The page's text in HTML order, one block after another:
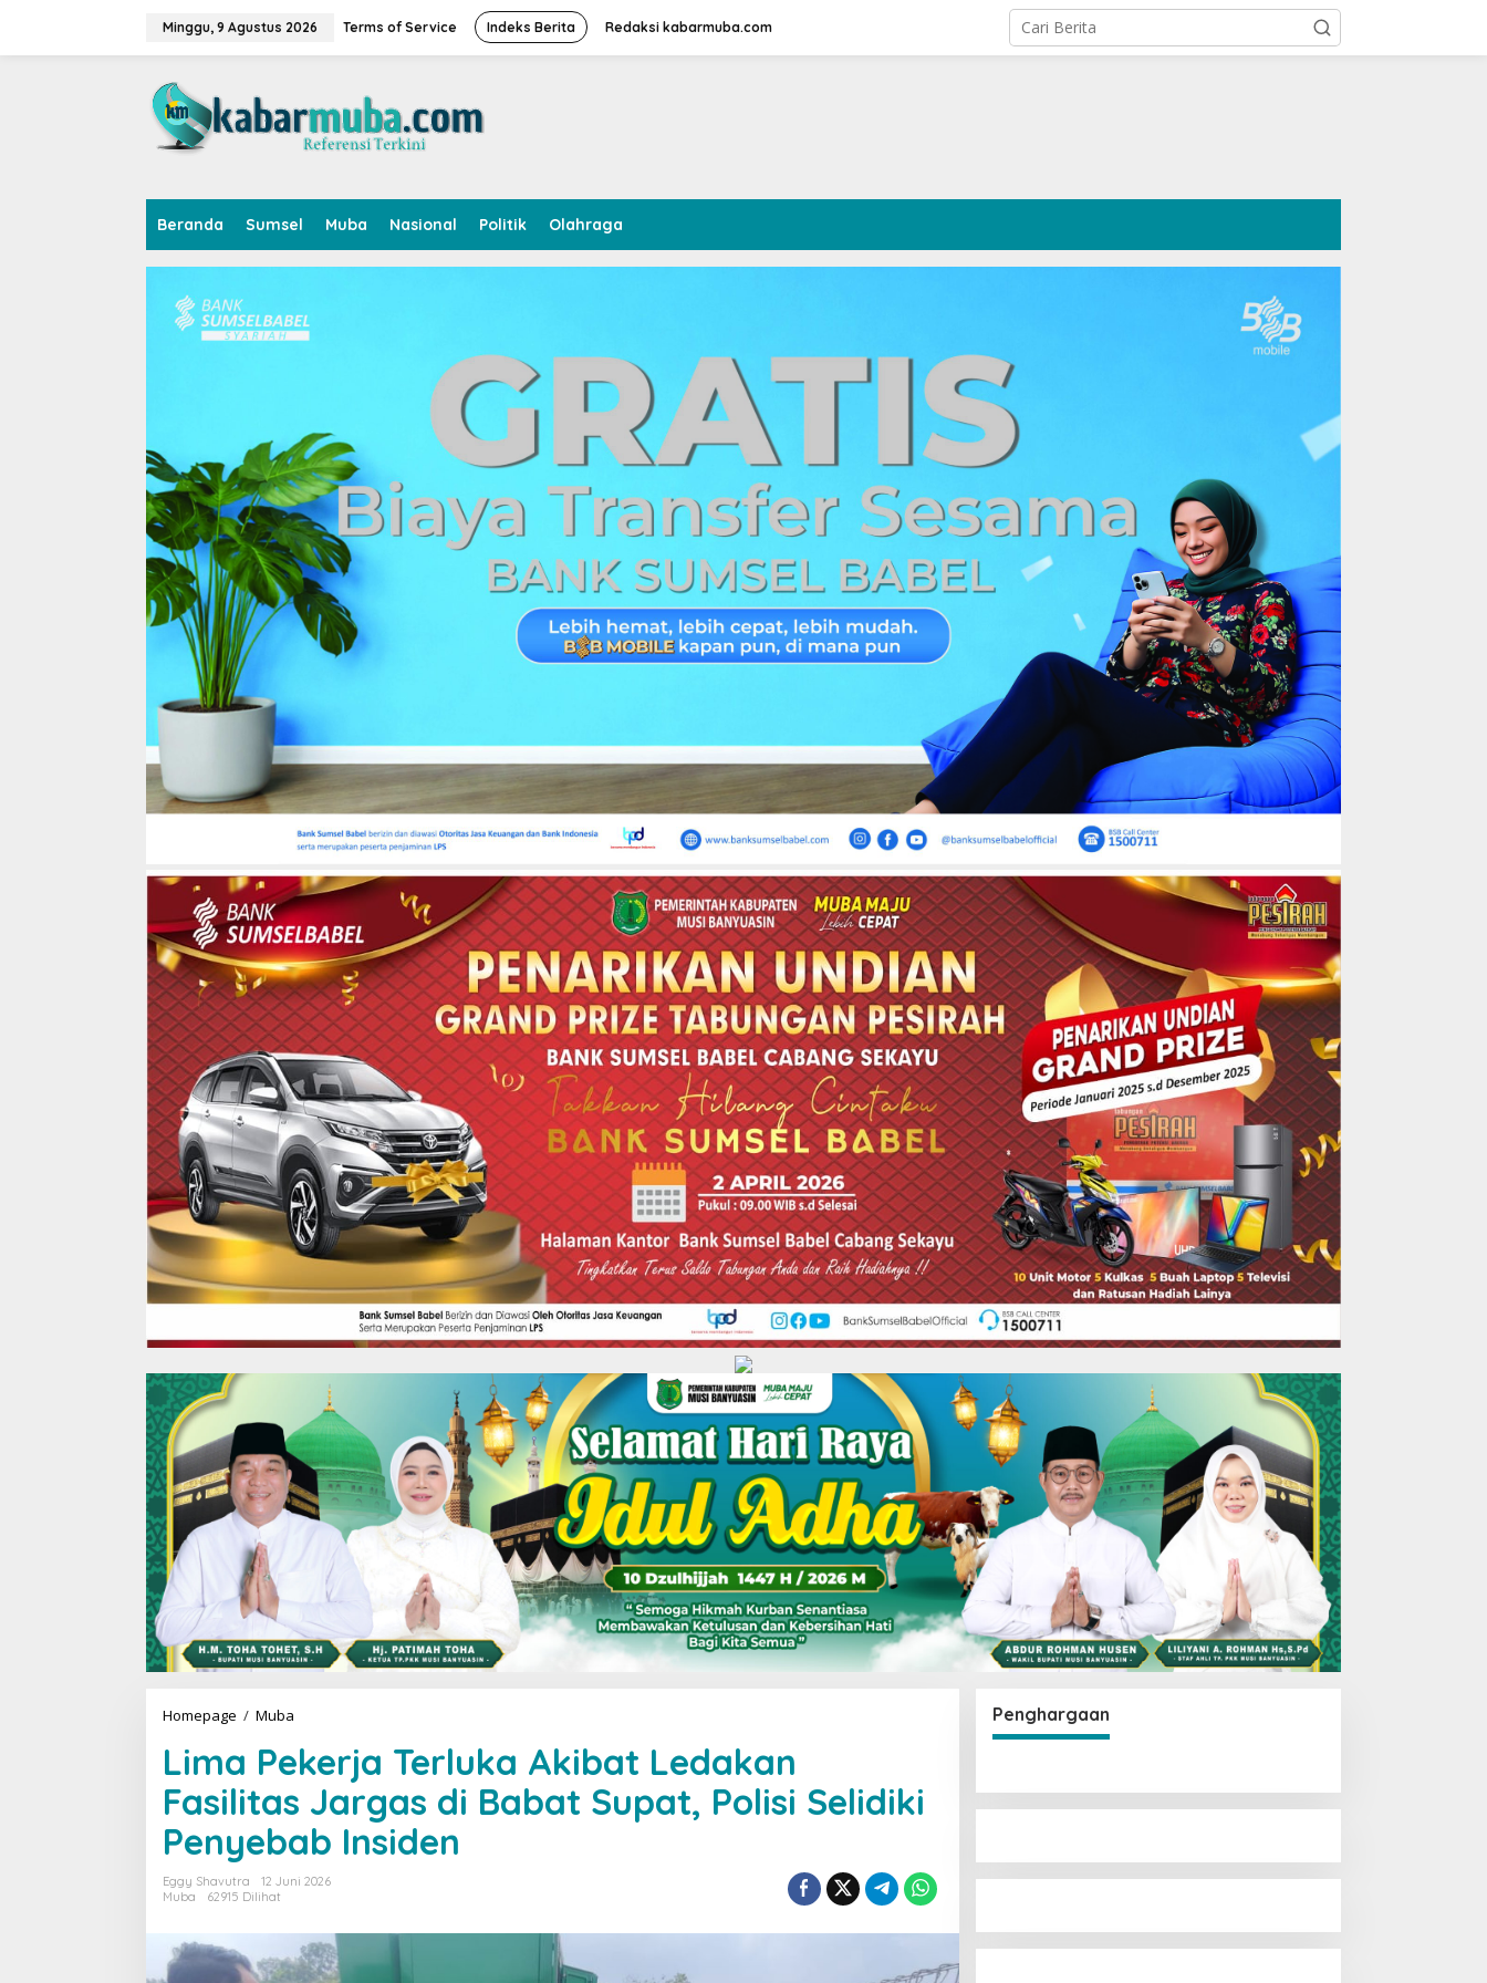
Minggu, 9 Agustus 2026 Terms of Service Indeks Berita Redaksi kabarmuba.com
Beranda Sumsel Muba Nasional Politik Olahraga
Homepage / Muba
m
a
P
e
k
e
r
T
e
r
Lima Pekerja Terluka Akibat Ledakan
Fasilitas Jargas di Babat Supat, Polisi Selidiki
Penyebab Insiden
Eggy Shavutra
12 Juni 2026
Muba
62915 Dilihat
Penghargaan